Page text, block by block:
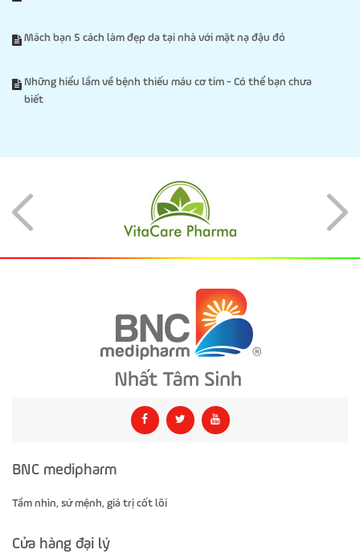
Mách bạn 5 cách làm đẹp da tại nhà với mặt nạ đậu đỏ
Những hiểu lầm về bệnh thiếu máu cơ tim - Có thể bạn chưa
biết
BNC medipharm
Tầm nhìn, sứ mệnh, giá trị cốt lõi
Cửa hàng đại lý